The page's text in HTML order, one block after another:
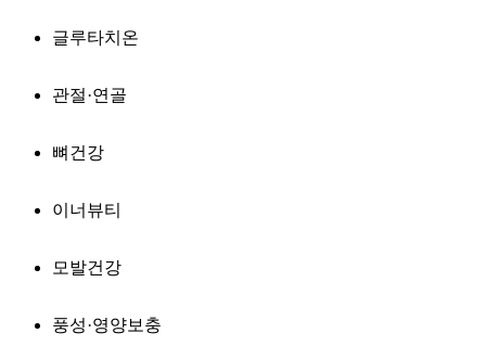
글루타치온
관절·연골
뼈건강
이너뷰티
모발건강
풍성·영양보충